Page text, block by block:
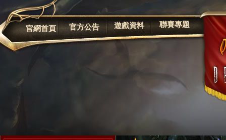
官網首頁 官方公告 遊戲資料 聯賽專題